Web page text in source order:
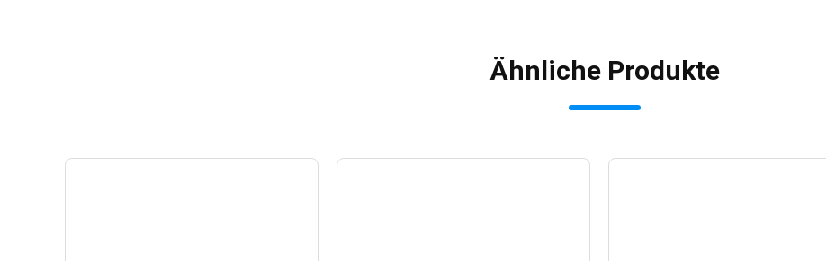
Ähnliche Produkte